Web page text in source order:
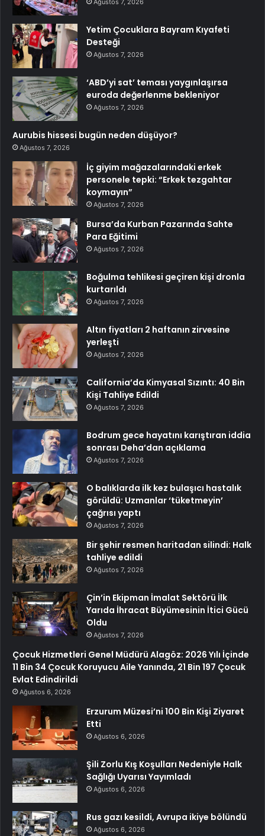
Yetim Çocuklara Bayram Kıyafeti
Desteği
Ağustos 7, 2026
‘ABD’yi sat’ teması yaygınlaşırsa
euroda değerlenme bekleniyor
Ağustos 7, 2026
Aurubis hissesi bugün neden düşüyor?
Ağustos 7, 2026
İç giyim mağazalarındaki erkek
personele tepki: “Erkek tezgahtar
koymayın”
Ağustos 7, 2026
Bursa’da Kurban Pazarında Sahte
Para Eğitimi
Ağustos 7, 2026
Boğulma tehlikesi geçiren kişi dronla
kurtarıldı
Ağustos 7, 2026
Altın fiyatları 2 haftanın zirvesine
yerleşti
Ağustos 7, 2026
California’da Kimyasal Sızıntı: 40 Bin
Kişi Tahliye Edildi
Ağustos 7, 2026
Bodrum gece hayatını karıştıran iddia
sonrası Deha’dan açıklama
Ağustos 7, 2026
O balıklarda ilk kez bulaşıcı hastalık
görüldü: Uzmanlar ‘tüketmeyin’
çağrısı yaptı
Ağustos 7, 2026
Bir şehir resmen haritadan silindi: Halk
tahliye edildi
Ağustos 7, 2026
Çin’in Ekipman İmalat Sektörü İlk
Yarıda İhracat Büyümesinin İtici Gücü
Oldu
Ağustos 7, 2026
Çocuk Hizmetleri Genel Müdürü Alagöz: 2026 Yılı İçinde
11 Bin 34 Çocuk Koruyucu Aile Yanında, 21 Bin 197 Çocuk
Evlat Edindirildi
Ağustos 6, 2026
Erzurum Müzesi’ni 100 Bin Kişi Ziyaret
Etti
Ağustos 6, 2026
Şili Zorlu Kış Koşulları Nedeniyle Halk
Sağlığı Uyarısı Yayımladı
Ağustos 6, 2026
Rus gazı kesildi, Avrupa ikiye bölündü
Ağustos 6, 2026